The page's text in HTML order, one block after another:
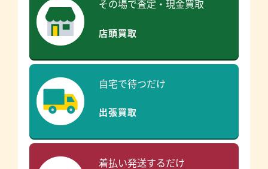
その場で査定・現金買取
店頭買取
自宅で待つだけ
出張買取
着払い発送するだけ